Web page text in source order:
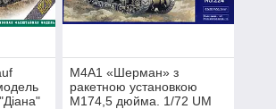
М4А1 «Шерман» з
ракетною установкою
М174,5 дюйма. 1/72 UM